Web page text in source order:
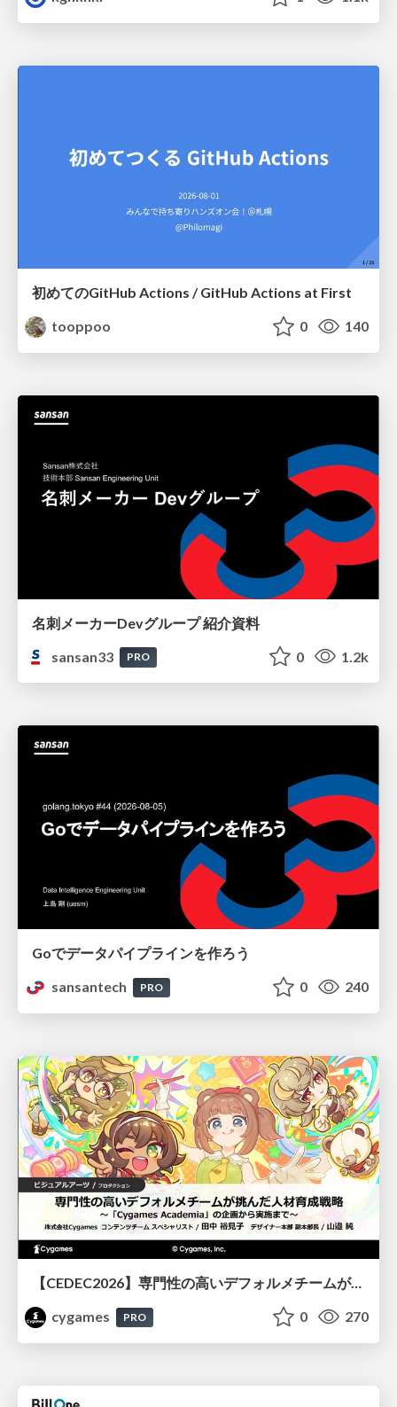
初めてのGitHub Actions / GitHub Actions at First
tooppoo
0 140
名刺メーカーDevグループ 紹介資料
sansan33
PRO 0 1.2k
Goでデータパイプラインを作ろう
sansantech
PRO 0 240
【CEDEC2026】専門性の高いデフォルメチームが挑んだ人材育成戦略 〜Cygames Academiaの企画から実施まで〜
cygames
PRO 0 270